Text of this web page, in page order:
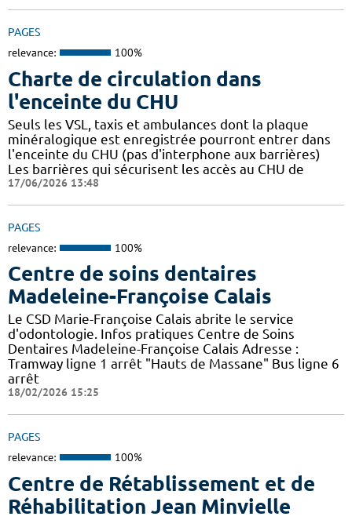
PAGES
relevance: 100%
Charte de circulation dans
l'enceinte du CHU
Seuls les VSL, taxis et ambulances dont la plaque
minéralogique est enregistrée pourront entrer dans
l'enceinte du CHU (pas d'interphone aux barrières)
Les barrières qui sécurisent les accès au CHU de
17/06/2026 13:48
PAGES
relevance: 100%
Centre de soins dentaires
Madeleine-Françoise Calais
Le CSD Marie-Françoise Calais abrite le service
d'odontologie. Infos pratiques Centre de Soins
Dentaires Madeleine-Françoise Calais Adresse :
Tramway ligne 1 arrêt "Hauts de Massane" Bus ligne 6
arrêt
18/02/2026 15:25
PAGES
relevance: 100%
Centre de Rétablissement et de
Réhabilitation Jean Minvielle